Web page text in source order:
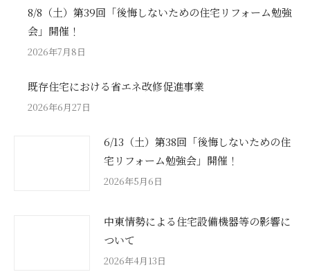
8/8（土）第39回「後悔しないための住宅リフォーム勉強
会」開催！
2026年7月8日
既存住宅における省エネ改修促進事業
2026年6月27日
6/13（土）第38回「後悔しないための住
宅リフォーム勉強会」開催！
2026年5月6日
中東情勢による住宅設備機器等の影響に
ついて
2026年4月13日